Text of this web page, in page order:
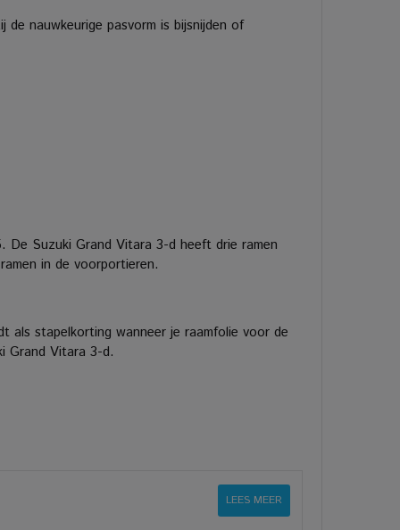
nauwkeurige pasvorm is bijsnijden of
De Suzuki Grand Vitara 3-d heeft drie ramen
in de voorportieren.
als stapelkorting wanneer je raamfolie voor de
Grand Vitara 3-d.
LEES MEER